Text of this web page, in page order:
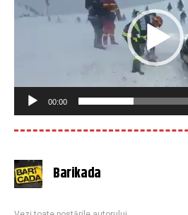
00:00
Barikada